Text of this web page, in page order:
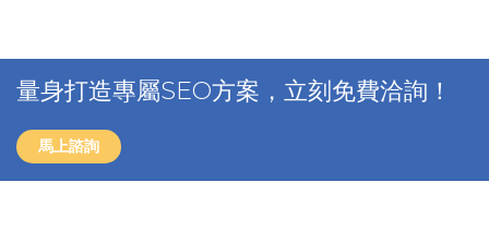
量身打造專屬SEO方案，立刻免費洽詢！
馬上諮詢